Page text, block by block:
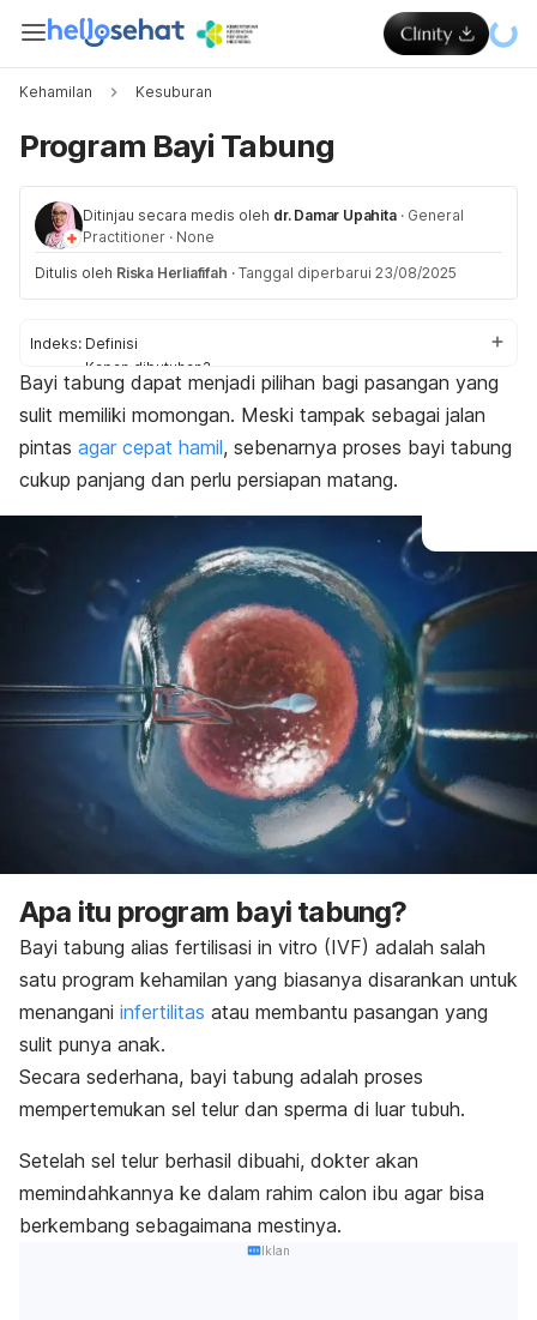
Kehamilan Kesuburan
Program Bayi Tabung
Ditinjau secara medis oleh dr. Damar Upahita · General
Practitioner · None
Ditulis oleh Riska Herliafifah · Tanggal diperbarui 23/08/2025
Indeks: Definisi
Kapan dibutuhan?
Proses
Tingkat keberhasilan
Risiko
Bayi tabung dapat menjadi pilihan bagi pasangan yang
sulit memiliki momongan. Meski tampak sebagai jalan
pintas agar cepat hamil, sebenarnya proses bayi tabung
cukup panjang dan perlu persiapan matang.
Apa itu program bayi tabung?
Bayi tabung alias fertilisasi in vitro (IVF) adalah salah
satu program kehamilan yang biasanya disarankan untuk
menangani infertilitas atau membantu pasangan yang
sulit punya anak.
Secara sederhana, bayi tabung adalah proses
mempertemukan sel telur dan sperma di luar tubuh.
Setelah sel telur berhasil dibuahi, dokter akan
memindahkannya ke dalam rahim calon ibu agar bisa
berkembang sebagaimana mestinya.
Iklan